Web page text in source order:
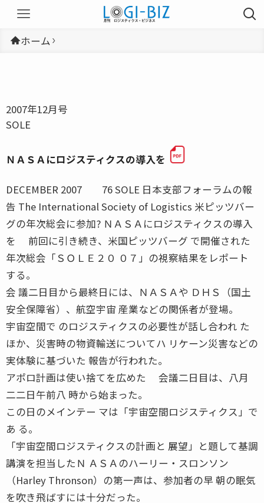
ホーム
2007年12月号
SOLE
ＮＡＳＡにロジスティクスの導入を
DECEMBER 2007 76 SOLE 日本支部フォーラムの報
告 The International Society of Logistics 米ピッツバー
グの年次総会に参加? ＮＡＳＡにロジスティクスの導入
を 前回に引き続き、米国ピッツバーグ で開催された
年次総会「ＳＯＬＥ２０ ０７」の視察結果をレポート
する。
会 議二日目から最終日には、ＮＡＳＡや ＤＨＳ（国土
安全保障省）、航空宇宙 産業などの関係者が登場。
宇宙空間で のロジスティクスの必要性が話し合われ た
ほか、災害時の物資輸送についてハ リケーン災害などの
実体験に基づいた 報告が行われた。
アポロ計画は使い捨てを広めた 会議二日目は、八月
二二日午前八 時から始まった。
この日のメインテー マは「宇宙空間ロジスティクス」で
あ る。
「宇宙空間ロジスティクスの計画と 展望」と題して基調
講演を担当したＮ ＡＳＡのハーリー・スロンソン
（Harley Thronson）の第一声は、参加者の早 朝の眠気
を吹き飛ばすには十分だった。